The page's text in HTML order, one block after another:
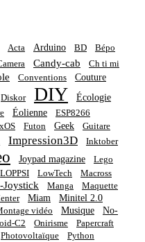
Acta Arduino BD
Bépo
Candy-cab
Ch ti mi
Conventions Couture
Diskor DIY Écologie
Éolienne
ESP8266
Futon Geek
Guitare
Impression3D Inktober
Joypad magazine Lego
LOPPSI LowTech Macross
Joystick Manga Maquette
Miam Minitel 2.0
vidéo Musique
No-
C2 Onirisme
Papercraft
Photovoltaïque Python